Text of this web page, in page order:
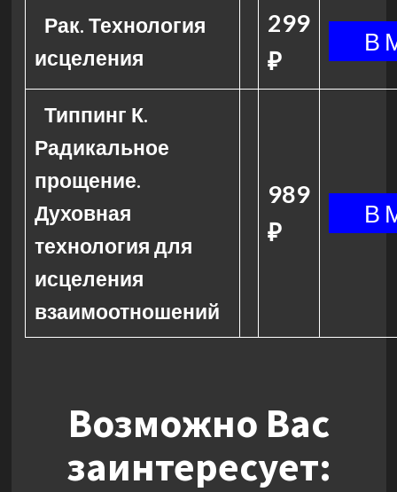
Рак. Технология
исцеления
299
₽
Типпинг К.
Радикальное
прощение.
Духовная
технология для
исцеления
взаимоотношений
989
₽
Возможно Вас
заинтересует: